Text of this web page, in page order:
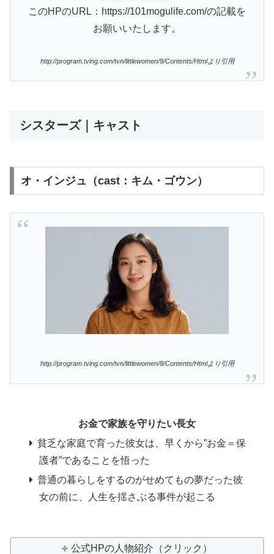
このHPのURL：https://101mogulife.com/の記載を
お願いいたします。
http://program.tving.com/tvn/littlewomen/9/Contents/Htmlより引用
シスターズ｜キャスト
オ・インジュ（cast：キム・ゴウン）
http://program.tving.com/tvn/littlewomen/8/Contents/Htmlより引用
お金で家族を守りたい長女
貧乏な家庭で育った彼女は、早くから”お金＝保
護者”であることを悟った
普通の暮らしをするのがせめてもの夢だった彼
女の前に、人生を揺さぶる事件が起こる
公式HPの人物紹介（クリック）